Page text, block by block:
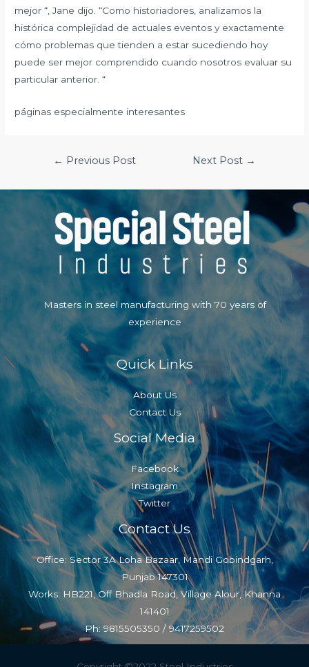
mejor “, Jane dijo. “Como historiadores, analizamos la
histórica complejidad de actuales eventos y exactamente
cómo problemas que tienden a estar sucediendo hoy
puede ser mejor comprendido cuando nosotros evaluar su
particular anterior. “
páginas especialmente interesantes
← Previous Post Next Post →
Masters in steel manufacturing with 70 years of
experience
Quick Links
About Us
Contact Us
Social Media
Facebook
Instagram
Twitter
Contact Us
Office: Sector 3A Loha Bazaar, Mandi Gobindgarh,
Punjab 147301
Works: HB221, Off Bhadla Road, Village Alour, Khanna
141401
Ph: 9815505350 / 9417259502